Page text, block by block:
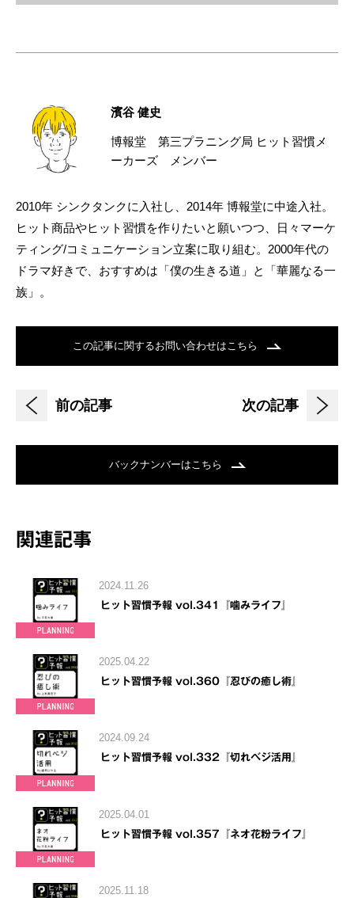
濱谷 健史
博報堂 第三プラニング局 ヒット習慣メ
ーカーズ メンバー
2010年 シンクタンクに入社し、2014年 博報堂に中途入社。
ヒット商品やヒット習慣を作りたいと願いつつ、日々マーケ
ティング/コミュニケーション立案に取り組む。2000年代の
ドラマ好きで、おすすめは「僕の生きる道」と「華麗なる一
族」。
この記事に関するお問い合わせはこちら
前の記事 次の記事
バックナンバーはこちら
関連記事
2024.11.26
ヒット習慣予報 vol.341『噛みライフ』
2025.04.22
ヒット習慣予報 vol.360『忍びの癒し術』
2024.09.24
ヒット習慣予報 vol.332『切れベジ活用』
2025.04.01
ヒット習慣予報 vol.357『ネオ花粉ライフ』
2025.11.18